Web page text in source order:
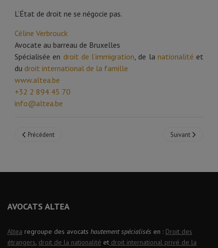
L’État de droit ne se négocie pas.
Céline Verbrouck
Avocate au barreau de Bruxelles
Spécialisée en droit de l’immigration, de la nationalité et
du droit international de la famille
www.altea.be
+32 2 894 45 70
info@altea.be
Article précédent : Country Update 2026 : BELGIQUE (www.eiln.com)
Précédent Article suivant :
Suivant
AVOCATS ALTEA
Altea regroupe des avocats hautement spécialisés en : Droit des
étrangers, droit de la nationalité et droit international privé de la